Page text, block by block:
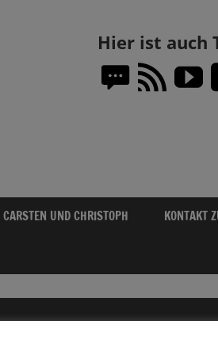
Hier ist auch
CARSTEN UND CHRISTOPH KONTAKT
BERGGONDEL ÜBER HAMBURG –